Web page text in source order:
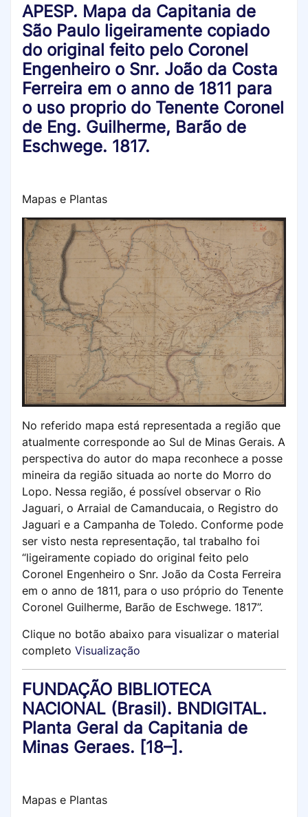
APESP. Mapa da Capitania de
São Paulo ligeiramente copiado
do original feito pelo Coronel
Engenheiro o Snr. João da Costa
Ferreira em o anno de 1811 para
o uso proprio do Tenente Coronel
de Eng. Guilherme, Barão de
Eschwege. 1817.
Mapas e Plantas
No referido mapa está representada a região que
atualmente corresponde ao Sul de Minas Gerais. A
perspectiva do autor do mapa reconhece a posse
mineira da região situada ao norte do Morro do
Lopo. Nessa região, é possível observar o Rio
Jaguari, o Arraial de Camanducaia, o Registro do
Jaguari e a Campanha de Toledo. Conforme pode
ser visto nesta representação, tal trabalho foi
“ligeiramente copiado do original feito pelo
Coronel Engenheiro o Snr. João da Costa Ferreira
em o anno de 1811, para o uso próprio do Tenente
Coronel Guilherme, Barão de Eschwege. 1817”.
Clique no botão abaixo para visualizar o material
completo Visualização
FUNDAÇÃO BIBLIOTECA
NACIONAL (Brasil). BNDIGITAL.
Planta Geral da Capitania de
Minas Geraes. [18–].
Mapas e Plantas